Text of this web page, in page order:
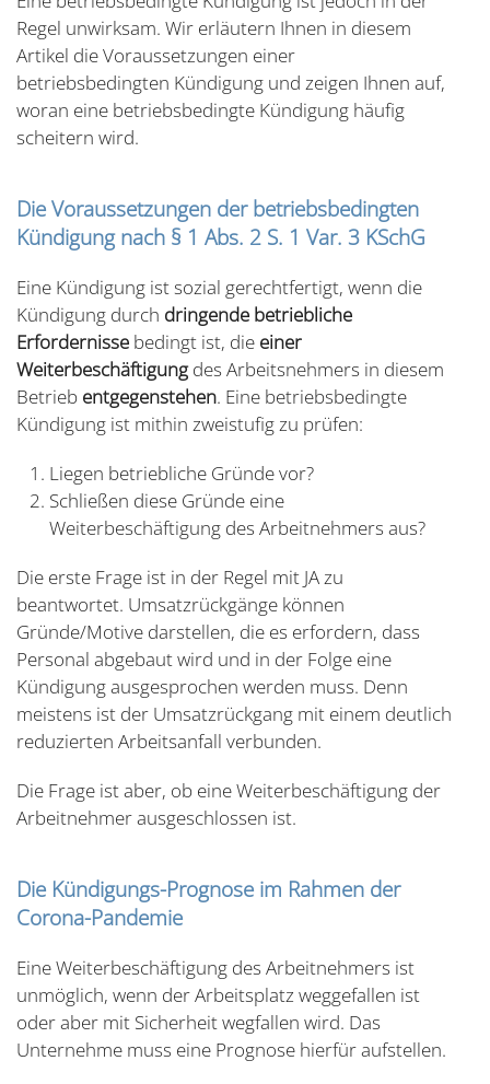
Regel unwirksam. Wir erläutern Ihnen in diesem
Artikel die Voraussetzungen einer
betriebsbedingten Kündigung und zeigen Ihnen auf,
woran eine betriebsbedingte Kündigung häufig
scheitern wird.
Die Voraussetzungen der betriebsbedingten
Kündigung nach § 1 Abs. 2 S. 1 Var. 3 KSchG
Eine Kündigung ist sozial gerechtfertigt, wenn die
Kündigung durch dringende betriebliche
Erfordernisse bedingt ist, die einer
Weiterbeschäftigungdes Arbeitsnehmers in diesem
Betrieb entgegenstehen. Eine betriebsbedingte
Kündigung ist mithin zweistufig zu prüfen:
Liegen betriebliche Gründe vor?
Schließen diese Gründe eine
Weiterbeschäftigung des Arbeitnehmers aus?
Die erste Frage ist in der Regel mit JA zu
beantwortet. Umsatzrückgänge können
Gründe/Motive darstellen, die es erfordern, dass
Personal abgebaut wird und in der Folge eine
Kündigung ausgesprochen werden muss. Denn
meistens ist der Umsatzrückgang mit einem deutlich
reduzierten Arbeitsanfall verbunden.
Die Frage ist aber, ob eine Weiterbeschäftigung der
Arbeitnehmer ausgeschlossen ist.
Die Kündigungs-Prognose im Rahmen der
Corona-Pandemie
Eine Weiterbeschäftigung des Arbeitnehmers ist
unmöglich, wenn der Arbeitsplatz weggefallen ist
oder aber mit Sicherheit wegfallen wird. Das
Unternehme muss eine Prognose hierfür aufstellen.